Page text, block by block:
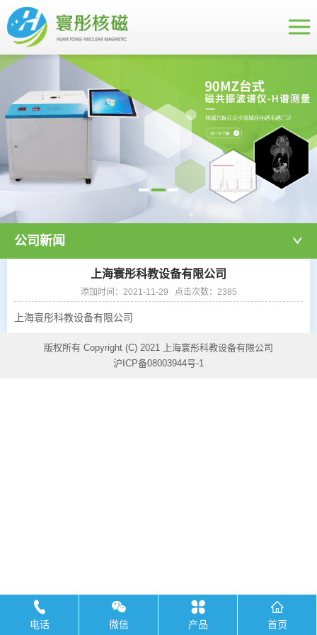
公司新闻
上海寰彤科教设备有限公司
添加时间：2021-11-29 点击次数：2385
上海寰彤科教设备有限公司
版权所有 Copyright (C) 2021 上海寰彤科教设备有限公司
沪ICP备08003944号-1
电话 微信 产品 首页